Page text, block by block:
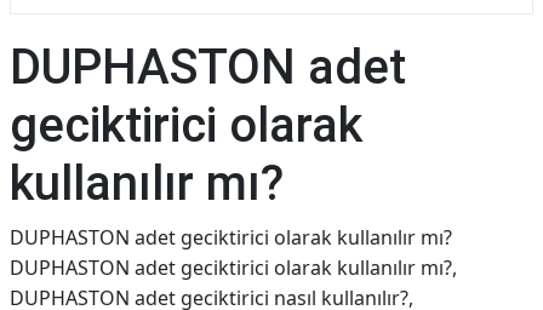
DUPHASTON adet
geciktirici olarak
kullanılır mı?
DUPHASTON adet geciktirici olarak kullanılır mı?
DUPHASTON adet geciktirici olarak kullanılır mı?,
DUPHASTON adet geciktirici nasıl kullanılır?,